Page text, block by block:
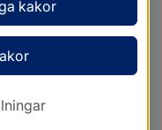
kakor